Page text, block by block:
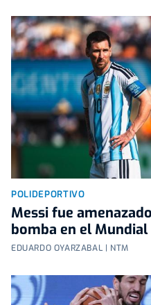
POLIDEPORTIVO
Messi fue
bomba en el Mundial
EDUARDO OYARZABAL | NTM